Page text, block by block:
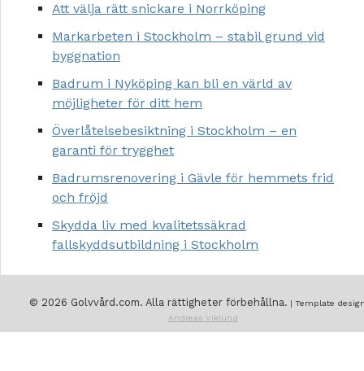
Att välja rätt snickare i Norrköping
Markarbeten i Stockholm – stabil grund vid
byggnation
Badrum i Nyköping kan bli en värld av
möjligheter för ditt hem
Överlåtelsebesiktning i Stockholm – en
garanti för trygghet
Badrumsrenovering i Gävle för hemmets frid
och fröjd
Skydda liv med kvalitetssäkrad
fallskyddsutbildning i Stockholm
© 2026 Golvvård.com. Alla rättigheter förbehållna. | Template
Andreas Viklund